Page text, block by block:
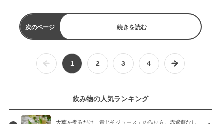
次のページ 続きを読む
1 2 3 4
飲み物の人気ランキング
大葉を煮るだけ「青じそジュース」の作り方。赤紫蘇なし